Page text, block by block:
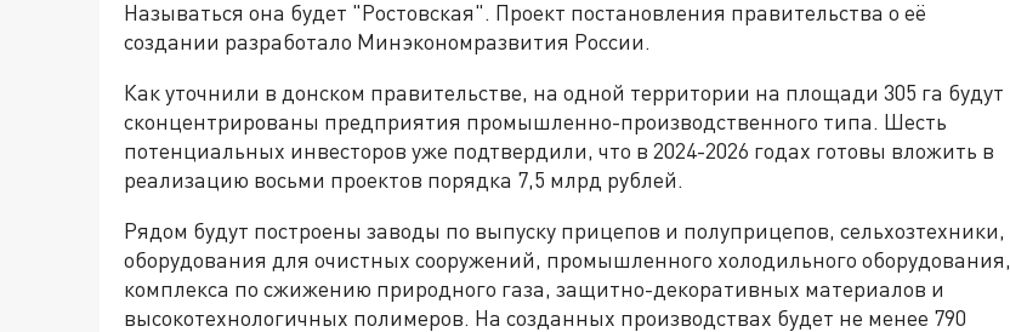
Называться она будет "Ростовская". Проект постановления правительства о её
создании разработало Минэкономразвития России.
Как уточнили в донском правительстве, на одной территории на площади 305 га будут
сконцентрированы предприятия промышленно-производственного типа. Шесть
потенциальных инвесторов уже подтвердили, что в 2024-2026 годах готовы вложить в
реализацию восьми проектов порядка 7,5 млрд рублей.
Рядом будут построены заводы по выпуску прицепов и полуприцепов, сельхозтехники,
оборудования для очистных сооружений, промышленного холодильного оборудования,
комплекса по сжижению природного газа, защитно-декоративных материалов и
высокотехнологичных полимеров. На созданных производствах будет не менее 790